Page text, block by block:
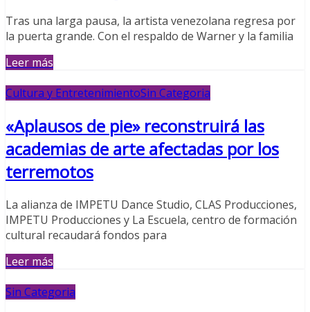
Tras una larga pausa, la artista venezolana regresa por
la puerta grande. Con el respaldo de Warner y la familia
Leer más
Cultura y EntretenimientoSin Categoria
«Aplausos de pie» reconstruirá las
academias de arte afectadas por los
terremotos
La alianza de IMPETU Dance Studio, CLAS Producciones,
IMPETU Producciones y La Escuela, centro de formación
cultural recaudará fondos para
Leer más
Sin Categoria